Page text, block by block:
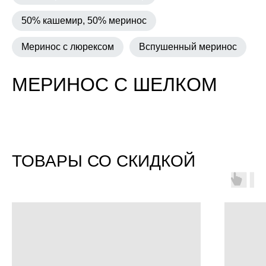
50% кашемир, 50% меринос
Меринос с люрексом Вспушенный меринос
МЕРИНОС С ШЕЛКОМ
ТОВАРЫ СО СКИДКОЙ